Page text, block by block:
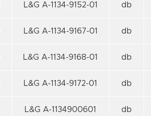
L&G A-1134-9152-01 db
L&G A-1134-9167-01 db
L&G A-1134-9168-01 db
L&G A-1134-9172-01 db
L&G A-1134900601 db